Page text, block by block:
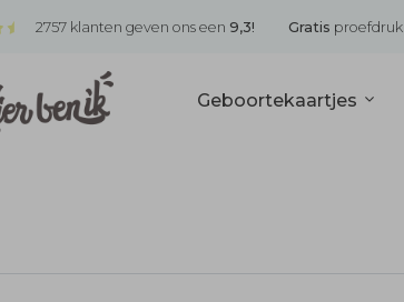
2757 klanten geven ons een 9,3! Gratis proefdruk
Geboortekaartjes